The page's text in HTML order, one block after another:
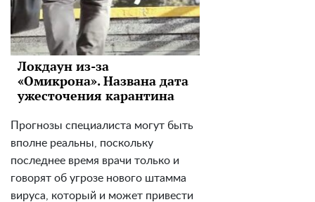
Локдаун из-за
«Омикрона». Названа дата
ужесточения карантина
Прогнозы специалиста могут быть
вполне реальны, поскольку
последнее время врачи только и
говорят об угрозе нового штамма
вируса, который и может привести